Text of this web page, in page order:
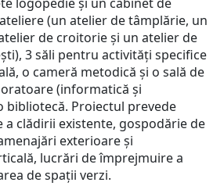
(un atelier de tâmplărie, un
de croitorie și un atelier de
3 săli pentru activități specifice
o cameră metodică și o sală de
(informatică și
bibliotecă. Proiectul prevede
clădirii existente, gospodărie de
exterioare și
lucrări de împrejmuire a
de spații verzi.